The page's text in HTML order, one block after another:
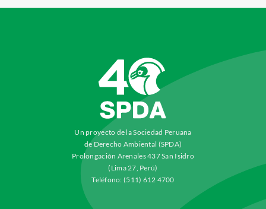
Un proyecto de la Sociedad Peruana
de Derecho Ambiental (SPDA)
Prolongación Arenales 437 San Isidro
(Lima 27, Perú)
Teléfono: (511) 612 4700